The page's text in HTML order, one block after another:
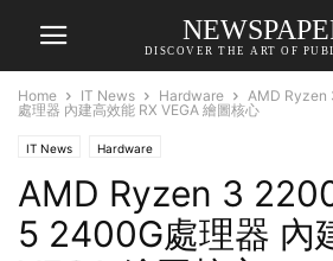
DISCOVER THE ART OF
Home IT News Hardware
AMD Ryzen
處理器 內建高效能 RX VEGA 繪圖核心
IT News Hardware
AMD Ryzen 3
5 2400G處理器 內